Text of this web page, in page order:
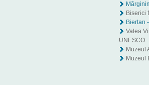
Biserici
Biertan
Valea
UNESCO
Muzeul
Muzeul